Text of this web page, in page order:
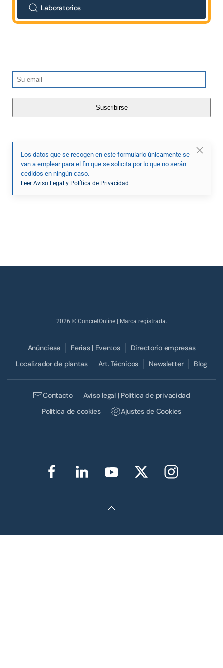
Laboratorios
Los datos que se recogen en este formulario únicamente se
van a emplear para el fin que se solicita por lo que no serán
cedidos en ningún caso.
Leer Aviso Legal y Política de Privacidad
2026 © ConcretOnline | Marca registrada.
Anúnciese Ferias | Eventos
Directorio empresas
Localizador de plantas
Art. Técnicos Newsletter Blog
Contacto
Aviso legal | Política de privacidad
Política de cookies
Ajustes de Cookies